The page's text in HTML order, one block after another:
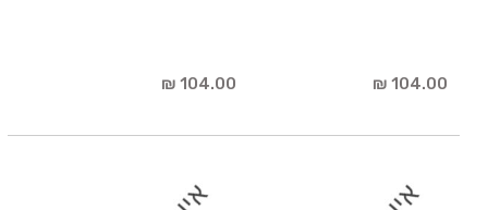
104.00 ₪
104.00 ₪